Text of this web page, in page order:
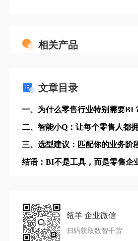
相关产品
文章目录
一、为什么零售行业特别需要BI
二、智能小Q：让每个零售人都
三、选型建议：匹配你的业务阶
结语：BI不是工具，而是零售企
瓴羊 企业微信
扫码获取数智干货